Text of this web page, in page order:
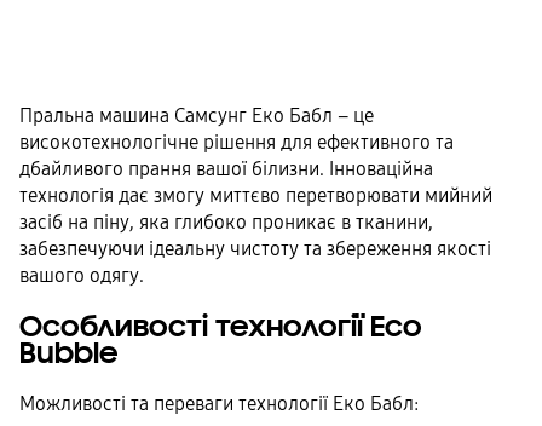
Пральна машина Самсунг Еко Бабл – це
високотехнологічне рішення для ефективного та
дбайливого прання вашої білизни. Інноваційна
технологія дає змогу миттєво перетворювати мийний
засіб на піну, яка глибоко проникає в тканини,
забезпечуючи ідеальну чистоту та збереження якості
вашого одягу.
Особливості технології Eco
Bubble
Можливості та переваги технології Еко Бабл: